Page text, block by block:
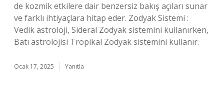
de kozmik etkilere dair benzersiz bakış açıları sunar
ve farklı ihtiyaçlara hitap eder. Zodyak Sistemi :
Vedik astroloji, Sideral Zodyak sistemini kullanırken,
Batı astrolojisi Tropikal Zodyak sistemini kullanır.
Ocak 17, 2025 Yanıtla